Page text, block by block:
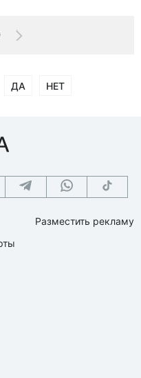
ДА НЕТ
Разместить рекламу